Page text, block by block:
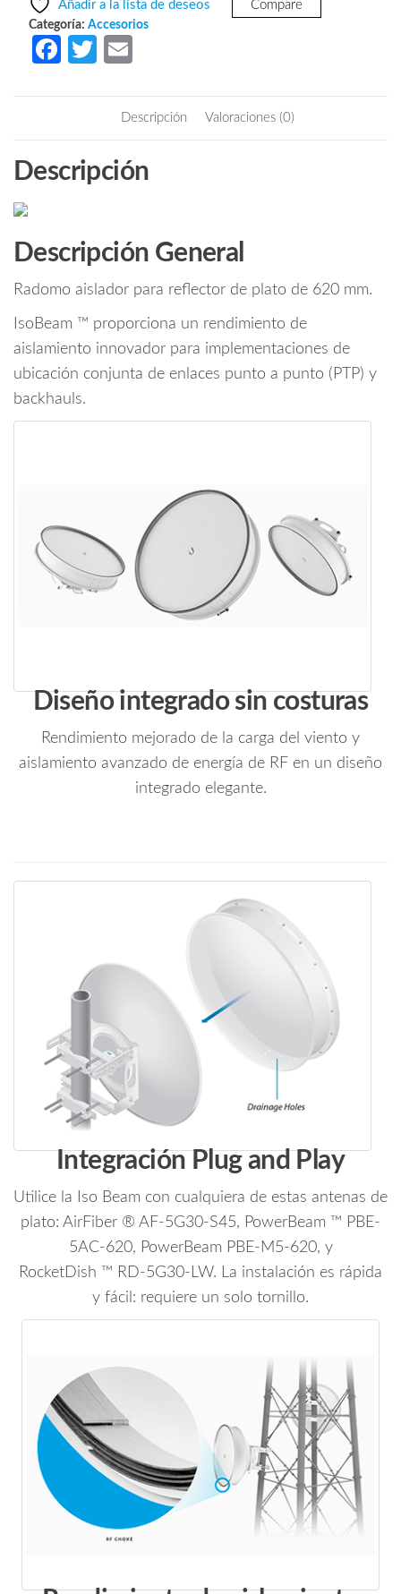
$3,435.85.
$2,170.68.
620
-
Anillo
PBEM5620
RD5
G30LW
G30S45
PBE5AC620
cantidad
Añadir a la lista de deseos Compare
Categoría: Accesorios
Fa
o
T
itt
ail
Descripción Valoraciones (0)
Descripción
Descripción General
Radomo aislador para reflector de plato de 620 mm.
IsoBeam ™ proporciona un rendimiento de
aislamiento innovador para implementaciones de
ubicación conjunta de enlaces punto a punto (PTP) y
backhauls.
Diseño integrado sin costuras
Rendimiento mejorado de la carga del viento y
aislamiento avanzado de energía de RF en un diseño
integrado elegante.
Integración Plug and Play
Utilice la Iso Beam con cualquiera de estas antenas de
plato: AirFiber ® AF-5G30-S45, PowerBeam ™ PBE-
5AC-620, PowerBeam PBE-M5-620, y
RocketDish ™ RD-5G30-LW. La instalación es rápida
y fácil: requiere un solo tornillo.